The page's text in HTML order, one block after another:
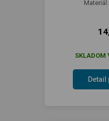
SKLADOM
Detail